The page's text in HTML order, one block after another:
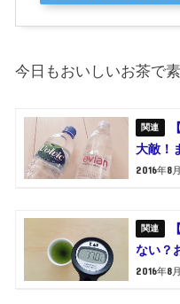
今日もおいしいお茶で
大敵！
2016年8
ない？
2016年8